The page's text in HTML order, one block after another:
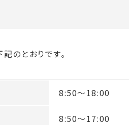
のとおりです。
8:50～18:00
8:50～17:00